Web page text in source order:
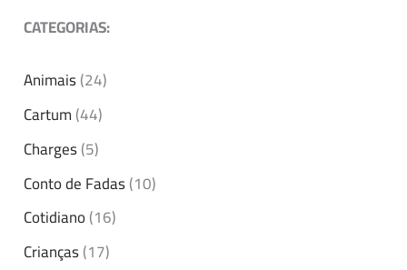
CATEGORIAS:
Animais(24)
Cartum(44)
Charges(5)
Conto de Fadas(10)
Cotidiano(16)
Crianças(17)